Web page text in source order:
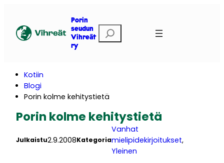
Porin
seudun
Vihreät
ry
t
Kotiin
Blogi
Porin kolme kehitystietä
Porin kolme kehitystietä
Julkaistu2.9.2008Kategoria
Vanhat
mielipidekirjoitukset
Yleinen